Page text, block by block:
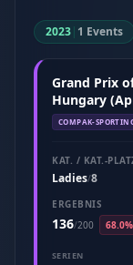
2023| 1 Events
Grand Prix
Hungary
COMPAK-
KAT. / KAT.-
Ladies/8
ERGEBNIS
136/200 68.0%
SERIEN